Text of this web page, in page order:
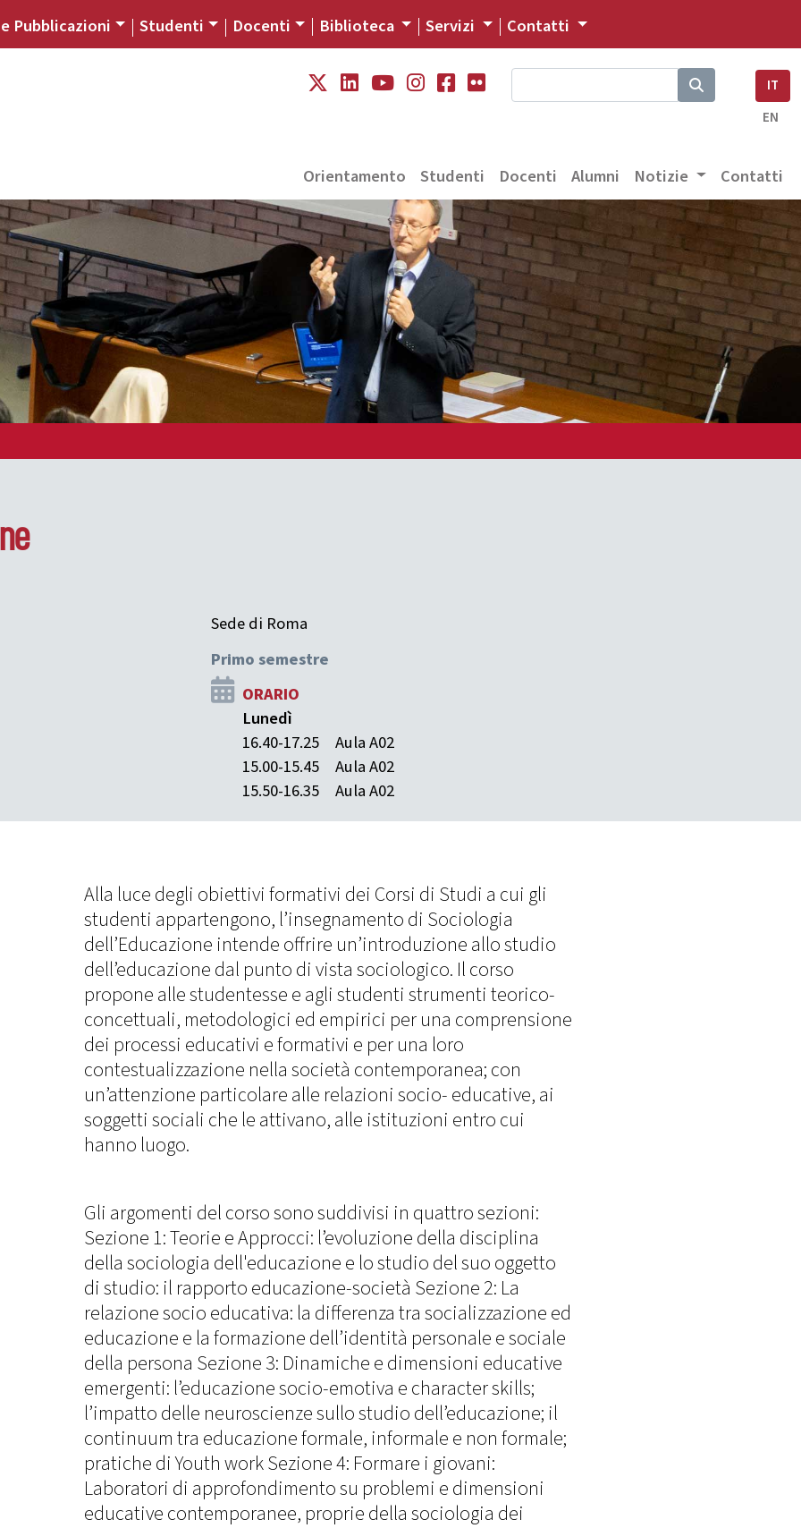
Pubblicazioni Studenti Docenti Biblioteca Servizi Contatti
IT
EN
Orientamento Studenti Docenti Alumni Notizie Contatti
Sede di Roma
Primo semestre
ORARIO
Lunedì
16.40-17.25
Aula A02
15.00-15.45
Aula A02
15.50-16.35
Aula A02
Alla luce degli obiettivi formativi dei Corsi di Studi a cui gli
studenti appartengono, l’insegnamento di Sociologia
dell’Educazione intende offrire un’introduzione allo studio
dell’educazione dal punto di vista sociologico. Il corso
propone alle studentesse e agli studenti strumenti teorico-
concettuali, metodologici ed empirici per una comprensione
dei processi educativi e formativi e per una loro
contestualizzazione nella società contemporanea; con
un’attenzione particolare alle relazioni socio- educative, ai
soggetti sociali che le attivano, alle istituzioni entro cui
hanno luogo.
Gli argomenti del corso sono suddivisi in quattro sezioni:
Sezione 1: Teorie e Approcci: l’evoluzione della disciplina
della sociologia dell'educazione e lo studio del suo oggetto
di studio: il rapporto educazione-società Sezione 2: La
relazione socio educativa: la differenza tra socializzazione ed
educazione e la formazione dell’identità personale e sociale
della persona Sezione 3: Dinamiche e dimensioni educative
emergenti: l’educazione socio-emotiva e character skills;
l’impatto delle neuroscienze sullo studio dell’educazione; il
continuum tra educazione formale, informale e non formale;
pratiche di Youth work Sezione 4: Formare i giovani:
Laboratori di approfondimento su problemi e dimensioni
educative contemporanee, proprie della sociologia dei